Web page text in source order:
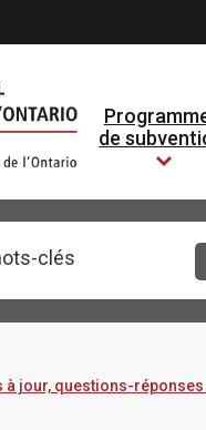
de
à jour, questions-